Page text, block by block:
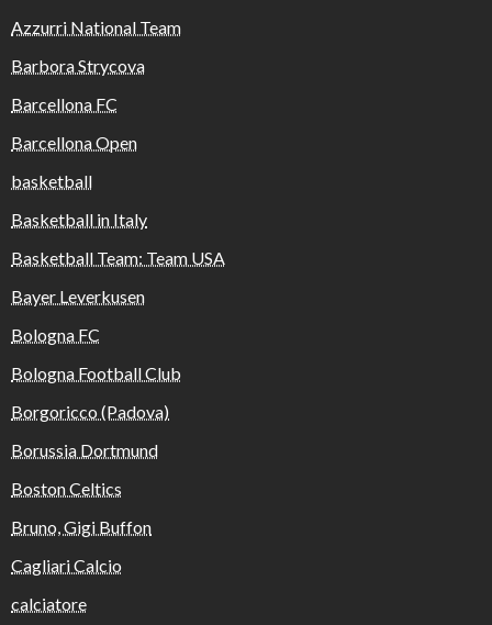
Azzurri National Team
Barbora Strycova
Barcellona FC
Barcellona Open
basketball
Basketball in Italy
Basketball Team: Team USA
Bayer Leverkusen
Bologna FC
Bologna Football Club
Borgoricco (Padova)
Borussia Dortmund
Boston Celtics
Bruno, Gigi Buffon
Cagliari Calcio
calciatore